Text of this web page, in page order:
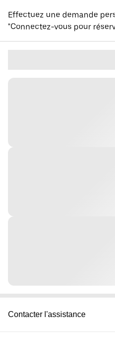
Effectuez une demande
"Connectez-vous pour
Contacter l'assistance